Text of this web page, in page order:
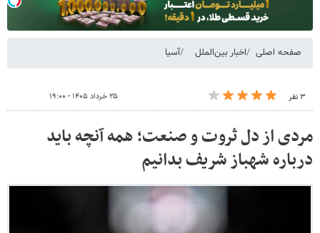
صفحه اصلی اخبار بین‌الملل آسیا
۳ نفر ۲۵ خرداد ۱۴۰۵ - ۱۹:۰۰
مردی از دل ثروت و صنعت؛ همه آنچه باید
درباره شهباز شریف بدانیم